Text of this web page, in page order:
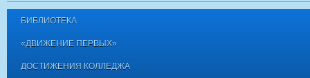
БИБЛИОТЕКА
«ДВИЖЕНИЕ ПЕРВЫХ»
ДОСТИЖЕНИЯ КОЛЛЕДЖА